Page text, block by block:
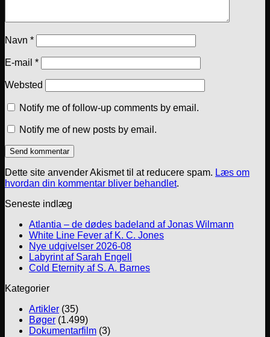
Navn *
E-mail *
Websted
Notify me of follow-up comments by email.
Notify me of new posts by email.
Dette site anvender Akismet til at reducere spam. Læs om
hvordan din kommentar bliver behandlet.
Seneste indlæg
Atlantia – de dødes badeland af Jonas Wilmann
White Line Fever af K. C. Jones
Nye udgivelser 2026-08
Labyrint af Sarah Engell
Cold Eternity af S. A. Barnes
Kategorier
Artikler (35)
Bøger (1.499)
Dokumentarfilm (3)